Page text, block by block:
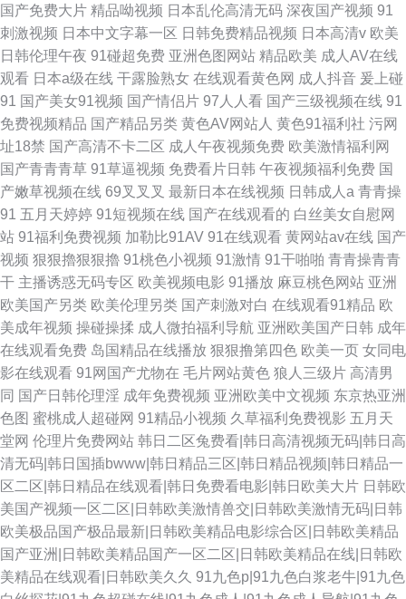
国产免费大片 精品呦视频 日本乱伦高清无码 深夜国产视频 91
刺激视频 日本中文字幕一区 日韩免费精品视频 日本高清v 欧美
日韩伦理午夜 91碰超免费 亚洲色图网站 精品欧美 成人AV在线
观看 日本a级在线 干露脸熟女 在线观看黄色网 成人抖音 爰上碰
91 国产美女91视频 国产情侣片 97人人看 国产三级视频在线 91
免费视频精品 国产精品另类 黄色AV网站人 黄色91福利社 污网
址18禁 国产高清不卡二区 成人午夜视频免费 欧美激情福利网
国产青青青草 91草逼视频 免费看片日韩 午夜视频福利免费 国
产嫩草视频在线 69叉叉叉 最新日本在线视频 日韩成人a 青青操
91 五月天婷婷 91短视频在线 国产在线观看的 白丝美女自慰网
站 91福利免费视频 加勒比91AV 91在线观看 黄网站av在线 国产
视频 狠狠擼狠狠擼 91桃色小视频 91激情 91干啪啪 青青操青青
干 主播诱惑无码专区 欧美视频电影 91播放 麻豆桃色网站 亚洲
欧美国产另类 欧美伦理另类 国产刺激对白 在线观看91精品 欧
美成年视频 操碰操揉 成人微拍福利导航 亚洲欧美国产日韩 成年
在线观看免费 岛国精品在线播放 狠狠撸第四色 欧美一页 女同电
影在线观看 91网国产尤物在 毛片网站黄色 狼人三级片 高清男
同 国产日韩伦理淫 成年免费视频 亚洲欧美中文视频 东京热亚洲
色图 蜜桃成人超碰网 91精品小视频 久草福利免费视影 五月天
堂网 伦理片免费网站 韩日二区兔费看|韩日高清视频无码|韩日高
清无码|韩日国插bwww|韩日精品三区|韩日精品视频|韩日精品一
区二区|韩日精品在线观看|韩日免费看电影|韩日欧美大片 日韩欧
美国产视频一区二区|日韩欧美激情兽交|日韩欧美激情无码|日韩
欧美极品国产极品最新|日韩欧美精品电影综合区|日韩欧美精品
国产亚洲|日韩欧美精品国产一区二区|日韩欧美精品在线|日韩欧
美精品在线观看|日韩欧美久久 91九色p|91九色白浆老牛|91九色